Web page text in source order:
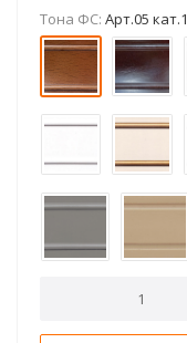
Тона ФС: Арт.05 кат.1